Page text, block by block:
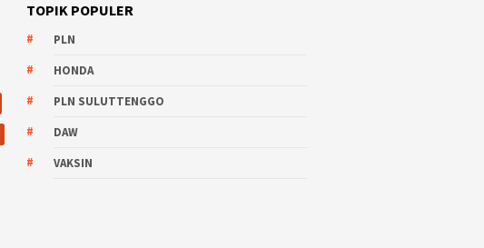
TOPIK POPULER
PLN
HONDA
PLN SULUTTENGGO
DAW
VAKSIN